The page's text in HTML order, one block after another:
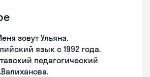
зовут Ульяна.
язык с 1992 года.
педагогический